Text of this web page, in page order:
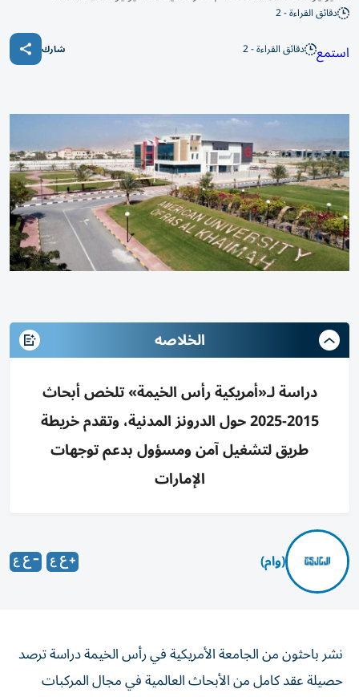
دقائق القراءة - 2
استمع دقائق القراءة - 2 شارك
الخلاصه
دراسة لـ«أمريكية رأس الخيمة» تلخص أبحاث
2015-2025 حول الدرونز المدنية، وتقدم خريطة
طريق لتشغيل آمن ومسؤول بدعم توجهات
الإمارات
(وام)
نشر باحثون من الجامعة الأمريكية في رأس الخيمة دراسة ترصد
حصيلة عقد كامل من الأبحاث العالمية في مجال المركبات